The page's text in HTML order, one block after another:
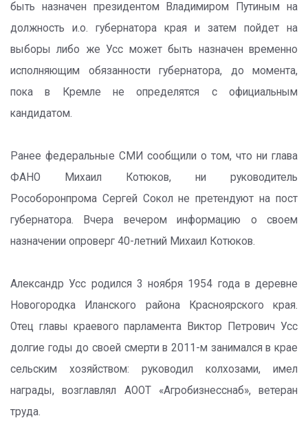
быть назначен президентом Владимиром Путиным на
должность и.о. губернатора края и затем пойдет на
выборы либо же Усс может быть назначен временно
исполняющим обязанности губернатора, до момента,
пока в Кремле не определятся с официальным
кандидатом.
Ранее федеральные СМИ сообщили о том, что ни глава
ФАНО Михаил Котюков, ни руководитель
Рособоронпрома Сергей Сокол не претендуют на пост
губернатора. Вчера вечером информацию о своем
назначении опроверг 40-летний Михаил Котюков.
Александр Усс родился 3 ноября 1954 года в деревне
Новогородка Иланского района Красноярского края.
Отец главы краевого парламента Виктор Петрович Усс
долгие годы до своей смерти в 2011-м занимался в крае
сельским хозяйством: руководил колхозами, имел
награды, возглавлял АООТ «Агробизнесснаб», ветеран
труда.